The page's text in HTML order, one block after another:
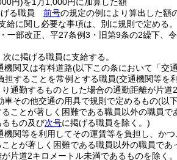
げる職員 前号の規定の例により算出した額
給に関し必要な事項は、別に規則で定める。
一部改正、平27条例3・旧第9条の2繰下、
に掲げる職員に支給する。
機関又は有料道路(以下この条において「交
担することを常例とする職員(交通機関等を
り通勤するものとした場合の通勤距離が片
車その他交通の用具で規則で定めるもの(以
ることが著しく困難である職員以外の職員
るもの及び次号に掲げる職員を除く。)
機関等を利用してその運賃等を負担し、か
とが著しく困難である職員以外の職員で
片道2キロメートル未満であるものを除く